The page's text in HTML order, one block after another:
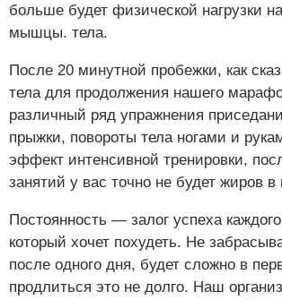
больше будет физической нагрузки
мышцы. тела.
После 20 минутной пробежки, как
тела для продолжения нашего
различный ряд упражнения
прыжки, повороты тела ногами и
эффект интенсивной тренировки,
занятий у вас точно не будет жиров
Постоянность — залог успеха
который хочет похудеть. Не
после одного дня, будет сложно в
продлиться это не долго. Наш